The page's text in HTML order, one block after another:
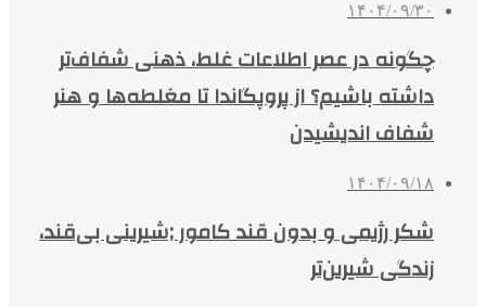
۱۴۰۴/۰۹/۳۰
چگونه در عصر اطلاعات غلط، ذهنی شفاف‌تر
داشته باشیم؟ از پروپگاندا تا مغلطه‌ها و هنر
شفاف اندیشیدن
۱۴۰۴/۰۹/۱۸
شکر رژیمی و بدون قند کامور ;شیرینی بی‌قند،
زندگی شیرین‌تر